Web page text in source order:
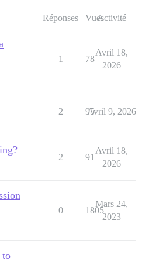
Réponses VuesActivité
1 78
Avril 18,
2026
2 95
Avril 9, 2026
2 91
Avril 18,
2026
0 1805
Mars 24,
2023
to